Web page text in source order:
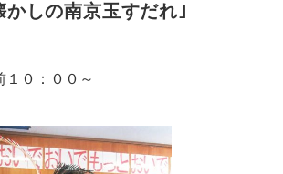
しの南京玉すだれ｣
０：００～